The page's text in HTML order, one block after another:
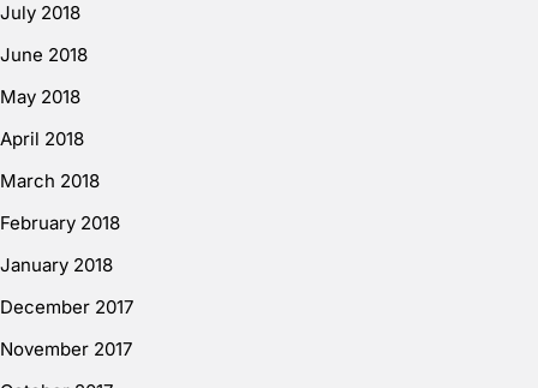
July 2018
June 2018
May 2018
April 2018
March 2018
February 2018
January 2018
December 2017
November 2017